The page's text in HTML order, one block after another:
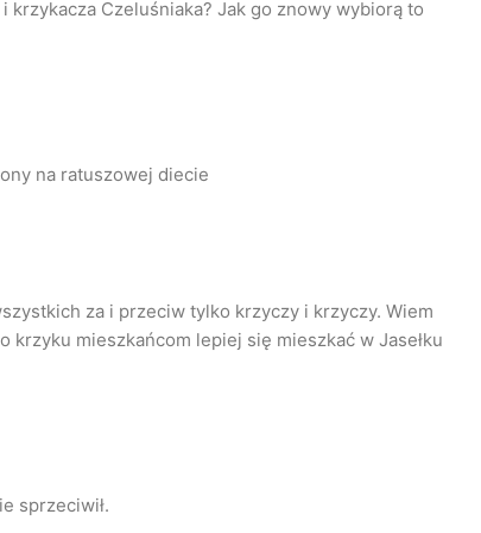
krzykacza Czeluśniaka? Jak go znowy wybiorą to
na ratuszowej diecie
za i przeciw tylko krzyczy i krzyczy. Wiem
krzyku mieszkańcom lepiej się mieszkać w Jasełku
sprzeciwił.